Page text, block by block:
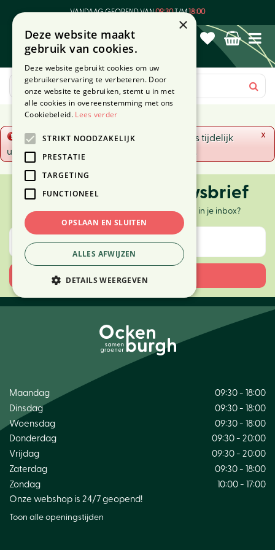
t
n
VANDAAG GEOPEND VAN09:30T/M18:00
x
Fout! De opgevraagde productpagina is tijdelijk
uitgeschakeld. Ga terug naar het
Ontvang onze nieuwsbrief
Elke twee weken nieuws, tips en inspiratie in je inbox?
Maandag
09:30 - 18:00
Dinsdag
09:30 - 18:00
Woensdag
09:30 - 18:00
Donderdag
09:30 - 20:00
Vrijdag
09:30 - 20:00
Zaterdag
09:30 - 18:00
Zondag
10:00 - 17:00
Onze webshop is 24/7 geopend!
Toon alle openingstijden
×
Deze website maakt
gebruik van cookies.
Deze website gebruikt cookies om uw
gebruikerservaring te verbeteren. Door
onze website te gebruiken, stemt u in met
alle cookies in overeenstemming met ons
Cookiebeleid. Lees verder
STRIKT NOODZAKELIJK
PRESTATIE
TARGETING
FUNCTIONEEL
OPSLAAN EN SLUITEN
ALLES AFWIJZEN
DETAILS WEERGEVEN